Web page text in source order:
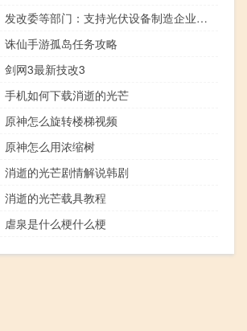
发改委等部门：支持光伏设备制造企业通过自主回收、联合回收或委托回收等模式 建立分布式光伏回收体系
诛仙手游孤岛任务攻略
剑网3最新技改3
手机如何下载消逝的光芒
原神怎么旋转楼梯视频
原神怎么用浓缩树
消逝的光芒剧情解说韩剧
消逝的光芒载具教程
虐泉是什么梗什么梗